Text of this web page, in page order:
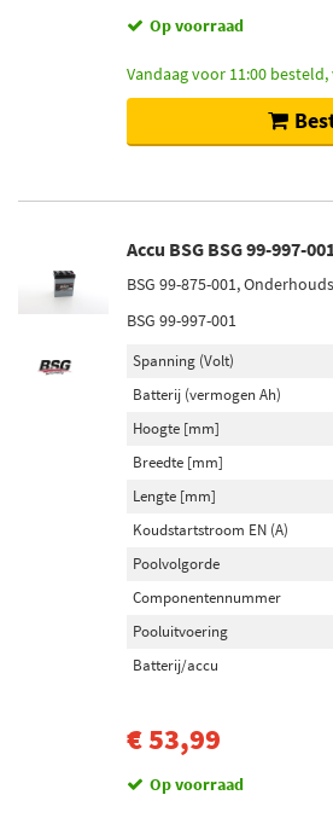
Op voorraad
Vandaag voor 11:00
Accu BSG BSG 99-997-
BSG 99-875-001,
BSG 99-997-001
Spanning (Volt)
Batterij (vermogen Ah)
Hoogte [mm]
Breedte [mm]
Lengte [mm]
Koudstartstroom EN (A)
Poolvolgorde
Componentennummer
Pooluitvoering
Batterij/accu
€ 53,99
Op voorraad